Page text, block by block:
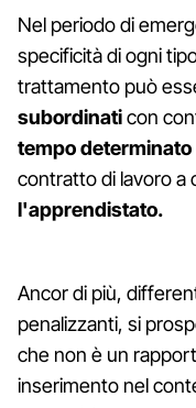
Nel periodo di
specificità di ogni
trattamento può
subordinaticon
tempo determinato
contratto di lavoro
l'apprendistato.
Ancor di più,
penalizzanti, si
che non è un
inserimento nel